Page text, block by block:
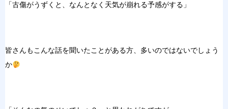
「古傷がうずく と、なんとなく天気が崩れる予感がする」
皆さんもこんな話を聞いたこ とがある方、多いのではないでしょう
か